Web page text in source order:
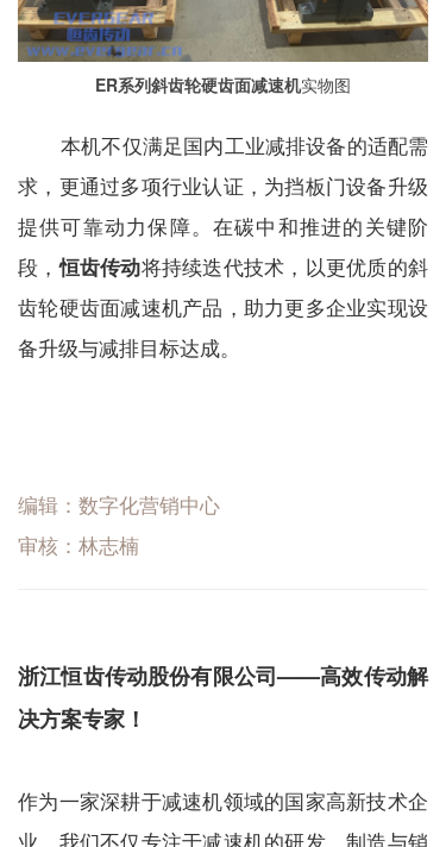
ER系列斜齿轮硬齿面减速机实物图
本机不仅满足国内工业减排设备的适配需
求，更通过多项行业认证，为挡板门设备升级
提供可靠动力保障。在碳中和推进的关键阶
段，恒齿传动将持续迭代技术，以更优质的斜
齿轮硬齿面减速机产品，助力更多企业实现设
备升级与减排目标达成。
编辑：数字化营销中心
审核：林志楠
浙江恒齿传动股份有限公司——高效传动解
决方案专家！
作为一家深耕于减速机领域的国家高新技术企
业，我们不仅专注于减速机的研发、制造与销